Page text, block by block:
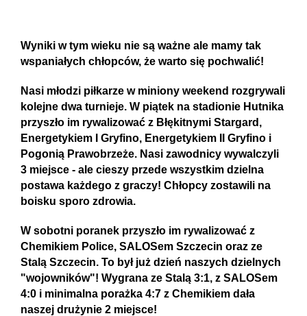
Wyniki w tym wieku nie są ważne ale mamy tak
wspaniałych chłopców, że warto się pochwalić!
Nasi młodzi piłkarze w miniony weekend rozgrywali
kolejne dwa turnieje. W piątek na stadionie Hutnika
przyszło im rywalizować z Błękitnymi Stargard,
Energetykiem I Gryfino, Energetykiem II Gryfino i
Pogonią Prawobrzeże. Nasi zawodnicy wywalczyli
3 miejsce - ale cieszy przede wszystkim dzielna
postawa każdego z graczy! Chłopcy zostawili na
boisku sporo zdrowia.
W sobotni poranek przyszło im rywalizować z
Chemikiem Police, SALOSem Szczecin oraz ze
Stalą Szczecin. To był już dzień naszych dzielnych
"wojowników"! Wygrana ze Stalą 3:1, z SALOSem
4:0 i minimalna porażka 4:7 z Chemikiem dała
naszej drużynie 2 miejsce!